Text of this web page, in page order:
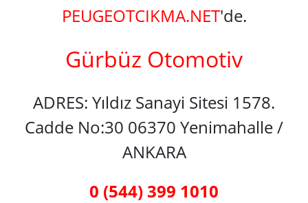
PEUGEOTCIKMA.NET'de.
Gürbüz Otomotiv
ADRES: Yıldız Sanayi Sitesi 1578.
Cadde No:30 06370 Yenimahalle /
ANKARA
0 (544) 399 1010